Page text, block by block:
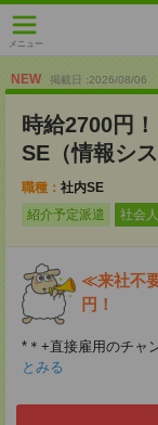
メニュー
NEW 掲載日 :2026/08/06
時給2700円
SE（情報シ
職種： 社内SE
紹介予定派遣
社会
≪来社不
円！
*＊+直接雇用のチャ
とみる